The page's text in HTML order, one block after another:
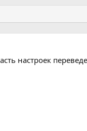
настроек